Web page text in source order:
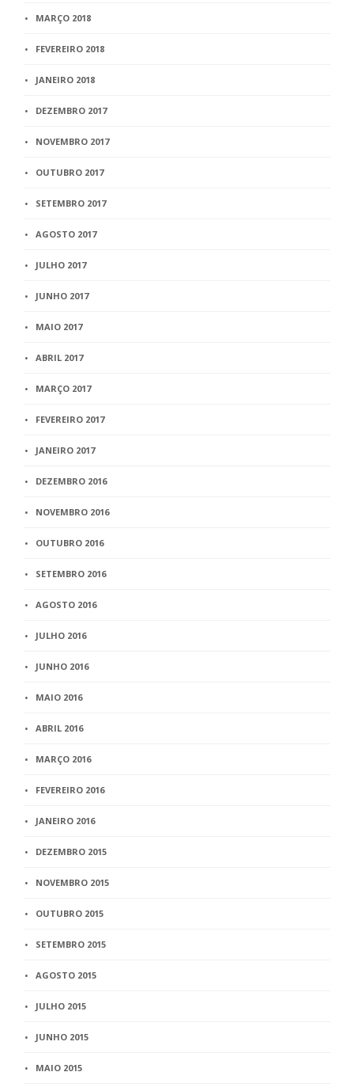
MARÇO 2018
FEVEREIRO 2018
JANEIRO 2018
DEZEMBRO 2017
NOVEMBRO 2017
OUTUBRO 2017
SETEMBRO 2017
AGOSTO 2017
JULHO 2017
JUNHO 2017
MAIO 2017
ABRIL 2017
MARÇO 2017
FEVEREIRO 2017
JANEIRO 2017
DEZEMBRO 2016
NOVEMBRO 2016
OUTUBRO 2016
SETEMBRO 2016
AGOSTO 2016
JULHO 2016
JUNHO 2016
MAIO 2016
ABRIL 2016
MARÇO 2016
FEVEREIRO 2016
JANEIRO 2016
DEZEMBRO 2015
NOVEMBRO 2015
OUTUBRO 2015
SETEMBRO 2015
AGOSTO 2015
JULHO 2015
JUNHO 2015
MAIO 2015